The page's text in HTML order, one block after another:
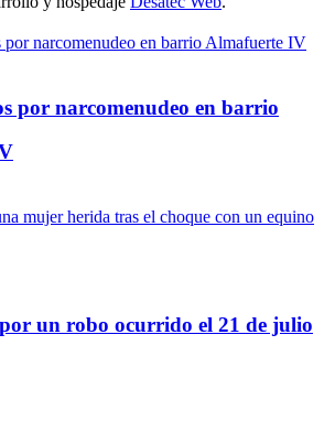
por narcomenudeo en barrio
un robo ocurrido el 21 de julio